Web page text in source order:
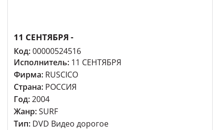
11 СЕНТЯБРЯ -
Код:00000524516
Исполнитель: 11 СЕНТЯБРЯ
Фирма: RUSCICO
Страна: РОССИЯ
Год:2004
Жанр:SURF
Тип: DVD Видео дорогое